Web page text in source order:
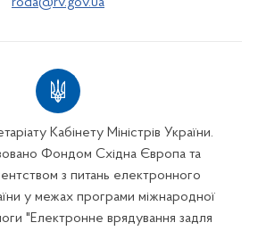
Кабінету Міністрів України.
Фондом Східна Європа та
з питань електронного
у межах програми міжнародної
"Електронне врядування задля